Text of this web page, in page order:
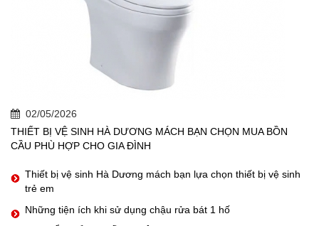
02/05/2026
THIẾT BỊ VỆ SINH HÀ DƯƠNG MÁCH BẠN CHỌN MUA BỒN
CẦU PHÙ HỢP CHO GIA ĐÌNH
Thiết bị vệ sinh Hà Dương mách bạn lựa chọn thiết bị vệ sinh
trẻ em
Những tiện ích khi sử dụng chậu rửa bát 1 hố